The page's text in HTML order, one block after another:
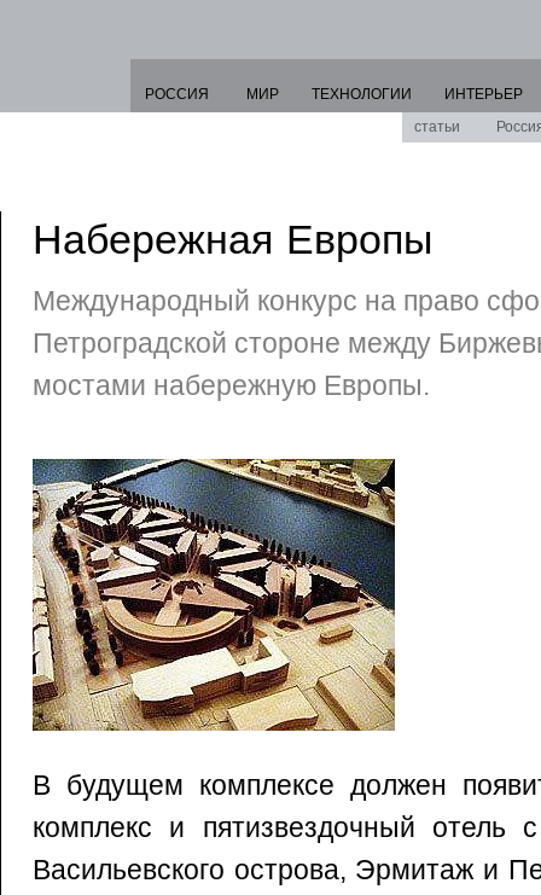
РОССИЯ МИР ТЕХНОЛОГИИ
ИНТЕРЬЕР
статьи
Набережная Европы
Международный конкурс на право
Петроградской стороне между
мостами набережную Европы.
В будущем комплексе должен
комплекс и пятизвездочный отель
Васильевского острова, Эрмитаж и